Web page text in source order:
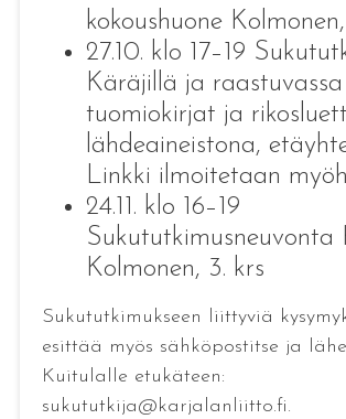
kokoushuone
27.10. klo 17–19
Käräjillä ja raastuvassa
tuomiokirjat ja
lähdeaineistona,
Linkki ilmoitetaan
24.11. klo 16–19
Sukututkimusneuvonta
Kolmonen, 3. krs
Sukututkimukseen liittyviä
esittää myös sähköpostitse ja
Kuitulalle etukäteen:
sukututkija@karjalanliitto.fi.